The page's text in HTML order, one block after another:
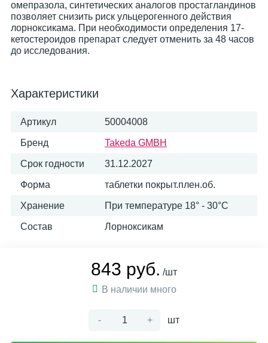
омепразола, синтетических аналогов простагландинов
позволяет снизить риск ульцерогенного действия
лорноксикама. При необходимости определения 17-
кетостероидов препарат следует отменить за 48 часов
до исследования.
Характеристики
Артикул 50004008
Бренд Takeda GMBH
Срок годности 31.12.2027
Форма таблетки покрыт.плен.об.
Хранение При температуре 18° - 30°С
Состав Лорноксикам
843 руб. /шт
В наличии много
- + шт